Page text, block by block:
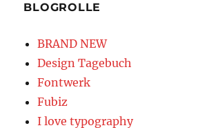
BLOGROLLE
BRAND NEW
Design Tagebuch
Fontwerk
Fubiz
I love typography